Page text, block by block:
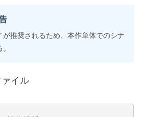
推奨されるため、本作単体でのシナ
イル